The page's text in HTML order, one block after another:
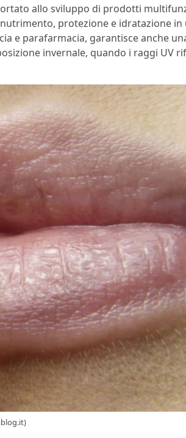
allo sviluppo di prodotti
protezione e idratazione in
e parafarmacia, garantisce anche
invernale, quando i raggi UV